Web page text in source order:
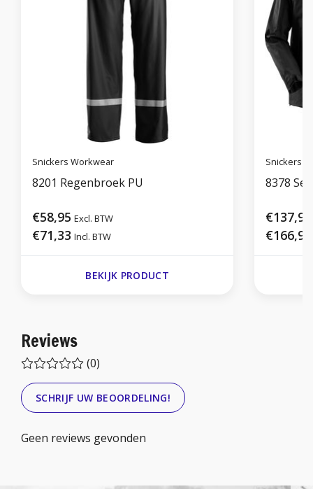
Snickers Workwear
8201 Regenbroek PU
€58,95 Excl. BTW
€71,33 Incl. BTW
BEKIJK PRODUCT
Snickers
8378
€137,95
€166,92
Reviews
(0)
SCHRIJF UW BEOORDELING!
Geen reviews gevonden